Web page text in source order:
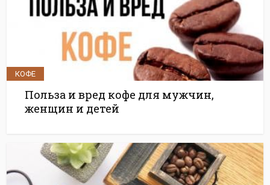
КОФЕ
Польза и вред кофе для мужчин,
женщин и детей